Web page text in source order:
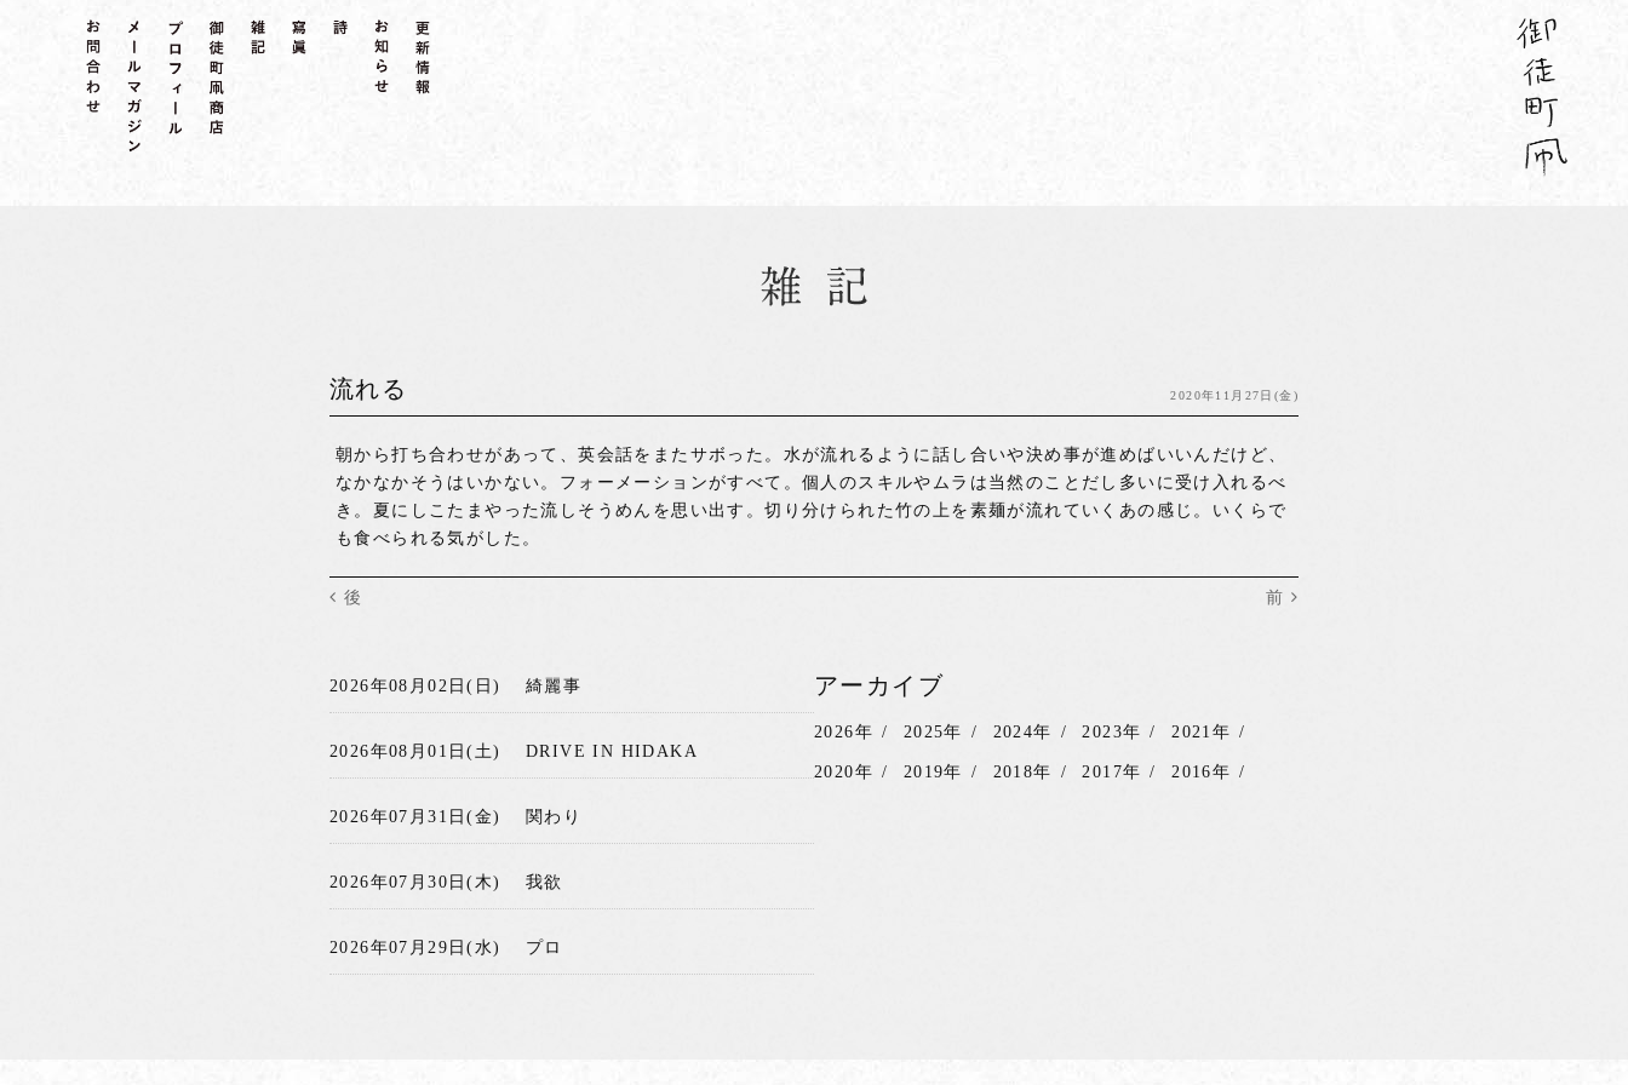
流れる 2020年11月27日(金)
朝から打ち合わせがあって、英会話をまたサボった。水が流れるように話し合いや決め事が進めばいいんだけど、
なかなかそうはいかない。フォーメーションがすべて。個人のスキルやムラは当然のことだし多いに受け入れるべ
き。夏にしこたまやった流しそうめんを思い出す。切り分けられた竹の上を素麺が流れていくあの感じ。いくらで
も食べられる気がした。
後 前
2026年08月02日(日) 綺麗事
2026年08月01日(土) DRIVE IN HIDAKA
2026年07月31日(金) 関わり
2026年07月30日(木) 我欲
2026年07月29日(水) プロ
アーカイブ
2026年 2025年 2024年 2023年 2021年
2020年 2019年 2018年 2017年 2016年